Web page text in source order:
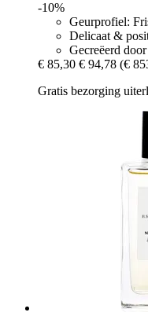
-10%
Geurprofiel:
Delicaat &
Gecreëerd
€ 85,30 € 94,78 (€
Gratis bezorging